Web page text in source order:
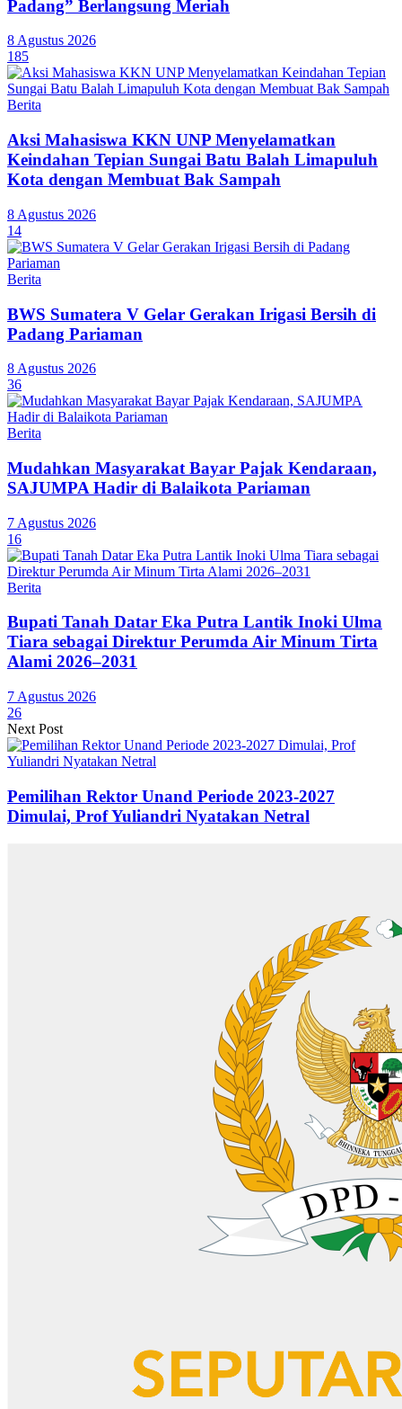
Padang” Berlangsung Meriah
8 Agustus 2026
185
Berita
Aksi Mahasiswa KKN UNP Menyelamatkan
Keindahan Tepian Sungai Batu Balah Limapuluh
Kota dengan Membuat Bak Sampah
8 Agustus 2026
14
Berita
BWS Sumatera V Gelar Gerakan Irigasi Bersih di
Padang Pariaman
8 Agustus 2026
36
Berita
Mudahkan Masyarakat Bayar Pajak Kendaraan,
SAJUMPA Hadir di Balaikota Pariaman
7 Agustus 2026
16
Berita
Bupati Tanah Datar Eka Putra Lantik Inoki Ulma
Tiara sebagai Direktur Perumda Air Minum Tirta
Alami 2026–2031
7 Agustus 2026
26
Next Post
Pemilihan Rektor Unand Periode 2023-2027
Dimulai, Prof Yuliandri Nyatakan Netral